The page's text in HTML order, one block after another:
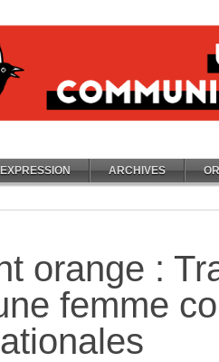
EXPRESSION ARCHIVES
orange :
femme